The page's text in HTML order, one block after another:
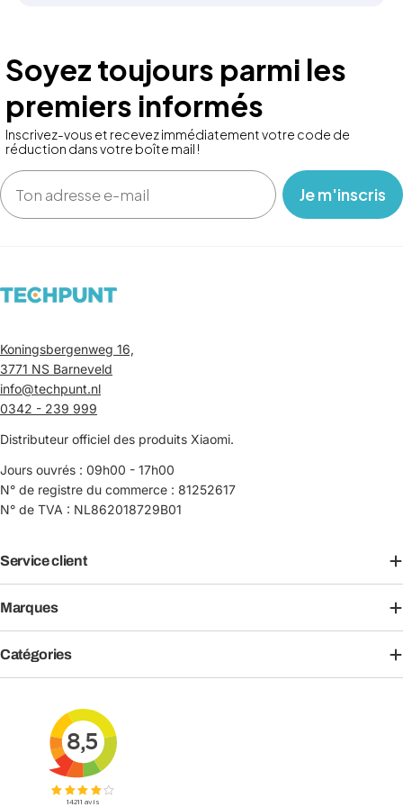
Soyez toujours parmi les
premiers informés
Inscrivez-vous et recevez immédiatement votre code de
réduction dans votre boîte mail !
Email
‎ ‎ ‎ Je m'inscris ‎ ‎ ‎
Koningsbergenweg 16,
3771 NS Barneveld
info@techpunt.nl
0342 - 239 999
Distributeur officiel des produits Xiaomi.
Jours ouvrés : 09h00 - 17h00
N° de registre du commerce : 81252617
N° de TVA : NL862018729B01
Service client
Marques
Catégories